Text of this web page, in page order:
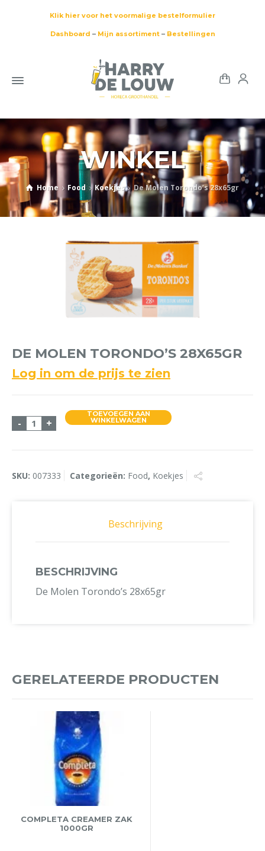
Klik hier voor het voormalige bestelformulier
Dashboard – Mijn assortiment– Bestellingen
WINKEL
Home Food Koekjes De Molen Torondo’s 28x65gr
DE MOLEN TORONDO’S 28X65GR
Log in om de prijs te zien
- De Molen Torondo's 28x65gr aantal
+
TOEVOEGEN AAN
WINKELWAGEN
SKU: 007333 Categorieën: Food, Koekjes
Beschrijving
BESCHRIJVING
De Molen Torondo’s 28x65gr
GERELATEERDE PRODUCTEN
COMPLETA CREAMER ZAK
1000GR